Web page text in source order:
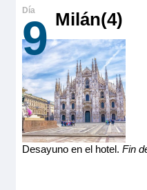
9 Milán(4)
Desayuno en el hotel. Fin